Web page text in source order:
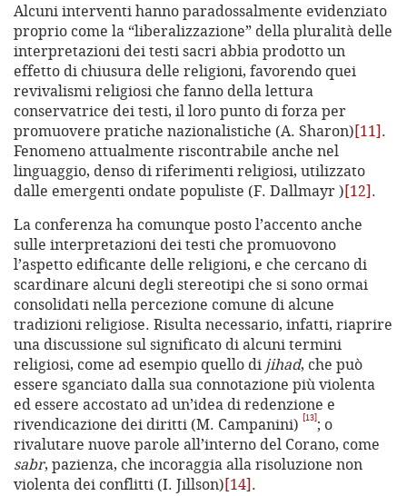
Alcuni interventi hanno paradossalmente evidenziato
proprio come la “liberalizzazione” della pluralità delle
interpretazioni dei testi sacri abbia prodotto un
effetto di chiusura delle religioni, favorendo quei
revivalismi religiosi che fanno della lettura
conservatrice dei testi, il loro punto di forza per
promuovere pratiche nazionalistiche (A. Sharon)[11].
Fenomeno attualmente riscontrabile anche nel
linguaggio, denso di riferimenti religiosi, utilizzato
dalle emergenti ondate populiste (F. Dallmayr )[12].
La conferenza ha comunque posto l’accento anche
sulle interpretazioni dei testi che promuovono
l’aspetto edificante delle religioni, e che cercano di
scardinare alcuni degli stereotipi che si sono ormai
consolidati nella percezione comune di alcune
tradizioni religiose. Risulta necessario, infatti, riaprire
una discussione sul significato di alcuni termini
religiosi, come ad esempio quello di jihad, che può
essere sganciato dalla sua connotazione più violenta
ed essere accostato ad un’idea di redenzione e
rivendicazione dei diritti (M. Campanini) [13]; o
rivalutare nuove parole all’interno del Corano, come
sabr, pazienza, che incoraggia alla risoluzione non
violenta dei conflitti (I. Jillson)[14].